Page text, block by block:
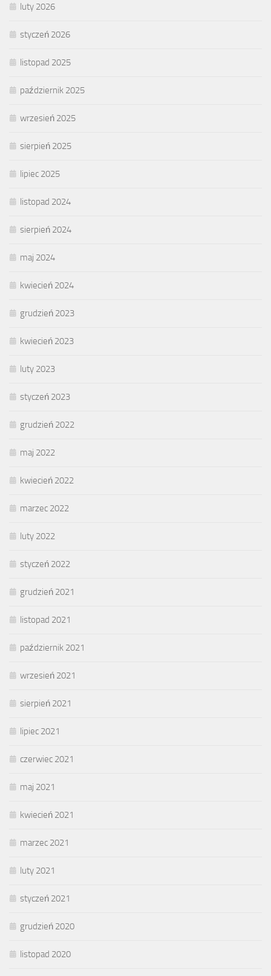
luty 2026
styczeń 2026
listopad 2025
październik 2025
wrzesień 2025
sierpień 2025
lipiec 2025
listopad 2024
sierpień 2024
maj 2024
kwiecień 2024
grudzień 2023
kwiecień 2023
luty 2023
styczeń 2023
grudzień 2022
maj 2022
kwiecień 2022
marzec 2022
luty 2022
styczeń 2022
grudzień 2021
listopad 2021
październik 2021
wrzesień 2021
sierpień 2021
lipiec 2021
czerwiec 2021
maj 2021
kwiecień 2021
marzec 2021
luty 2021
styczeń 2021
grudzień 2020
listopad 2020